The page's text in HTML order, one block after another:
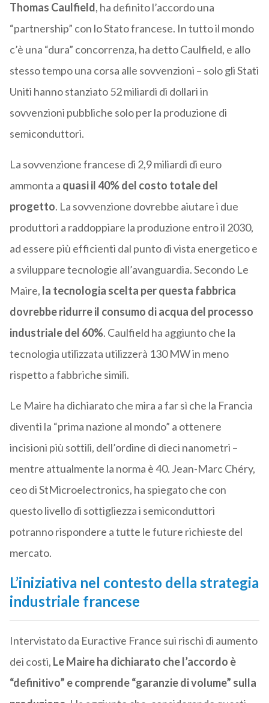
Thomas Caulfield, ha definito l’accordo una
“partnership” con lo Stato francese. In tutto il mondo
c’è una “dura” concorrenza, ha detto Caulfield, e allo
stesso tempo una corsa alle sovvenzioni – solo gli Stati
Uniti hanno stanziato 52 miliardi di dollari in
sovvenzioni pubbliche solo per la produzione di
semiconduttori.
La sovvenzione francese di 2,9 miliardi di euro
ammonta a quasi il 40% del costo totale del
progetto. La sovvenzione dovrebbe aiutare i due
produttori a raddoppiare la produzione entro il 2030,
ad essere più efficienti dal punto di vista energetico e
a sviluppare tecnologie all’avanguardia. Secondo Le
Maire, la tecnologia scelta per questa fabbrica
dovrebbe ridurre il consumo di acqua del processo
industriale del 60%. Caulfield ha aggiunto che la
tecnologia utilizzata utilizzerà 130 MW in meno
rispetto a fabbriche simili.
Le Maire ha dichiarato che mira a far sì che la Francia
diventi la “prima nazione al mondo” a ottenere
incisioni più sottili, dell’ordine di dieci nanometri –
mentre attualmente la norma è 40. Jean-Marc Chéry,
ceo di StMicroelectronics, ha spiegato che con
questo livello di sottigliezza i semiconduttori
potranno rispondere a tutte le future richieste del
mercato.
L’iniziativa nel contesto della strategia
industriale francese
Intervistato da Euractive France sui rischi di aumento
dei costi, Le Maire ha dichiarato che l’accordo è
“definitivo” e comprende “garanzie di volume” sulla